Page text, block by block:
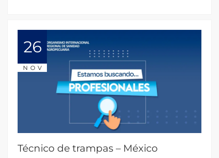
26
NOV
Técnico de trampas – México